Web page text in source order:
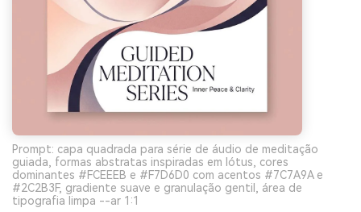
Prompt: capa quadrada para série de áudio de meditação
guiada, formas abstratas inspiradas em lótus, cores
dominantes #FCEEEB e #F7D6D0 com acentos #7C7A9A e
#2C2B3F, gradiente suave e granulação gentil, área de
tipografia limpa --ar 1:1